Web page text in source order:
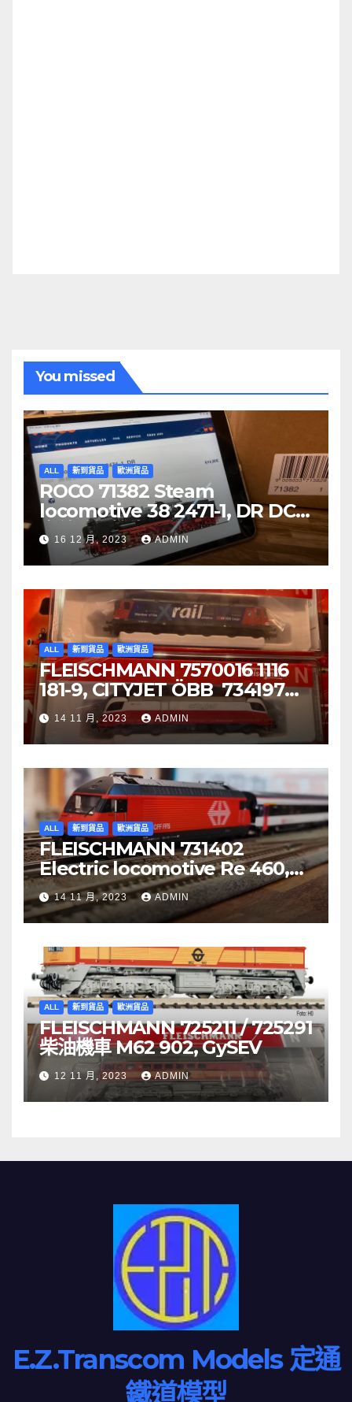
You missed
ALL 新到貨品 歐洲貨品
ROCO 71382 Steam
locomotive 38 2471-1, DR DCC
音效噴煙機車
16 12 月, 2023 ADMIN
ALL 新到貨品 歐洲貨品
FLEISCHMANN 7570016 1116
181-9, CITYJET ÖBB 734197
Re 620 088-5, SBB Cargo
14 11 月, 2023 ADMIN
ALL 新到貨品 歐洲貨品
FLEISCHMANN 731402
Electric locomotive Re 460,
SBB
14 11 月, 2023 ADMIN
ALL 新到貨品 歐洲貨品
FLEISCHMANN 725211 / 725291
柴油機車 M62 902, GySEV
12 11 月, 2023 ADMIN
E.Z.Transcom Models 定通
鐵道模型